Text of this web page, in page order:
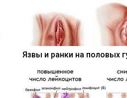
Язвы и ранки на половых